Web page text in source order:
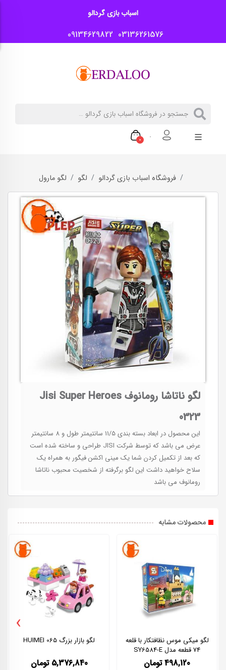
اسباب بازی گردالو
03136261576
09134629822
0
فروشگاه اسباب بازی گردالو لگو لگو مارول
لگو ناتاشا رومانوف Jisi Super Heroes
0323
این محصول در ابعاد بسته بندی 11/5 سانتیمتر طول و 8 سانتیمتر
عرض می باشد که توسط شرکت JISI طراحی و ساخته شده است
که بعد از تکمیل کردن شما یک مینی اکشن فیگور به همراه یک
سلاح خواهید داشت این لگو برگرفته از شخصیت محبوب ناتاشا
رومانوف می باشد
محصولات مشابه
لگو میکی موس نظافتکار با قلعه
74 قطعه مدل SY6584-E
498,120 تومان
لگو بازار بزرگ 065 HUIMEI
5,376,840 تومان
›